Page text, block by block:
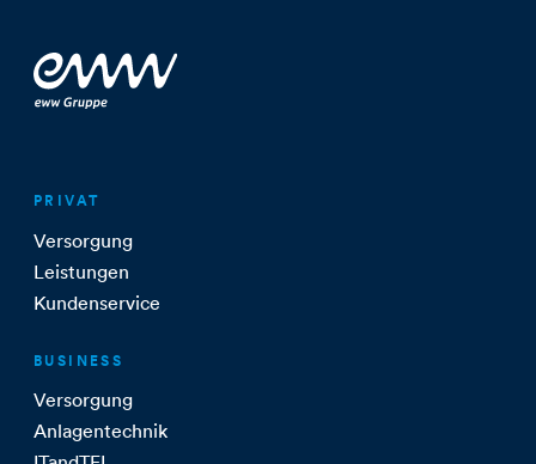
PRIVAT
Versorgung
Leistungen
Kundenservice
BUSINESS
Versorgung
Anlagentechnik